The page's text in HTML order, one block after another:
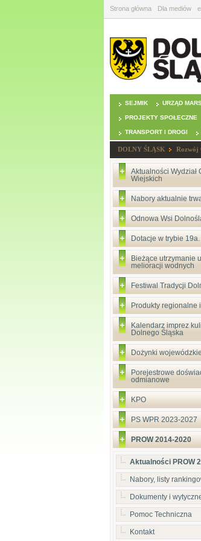
Strona główna Dla mediów
SEJMIK URZĄD
PROJEKTY SPOŁECZNE
TRANSPORT I DROGI
DOLNY ŚLĄSK Rozwój
Aktualności Wydział
Wiejskich
Nabory aktualnie
Odnowa Wsi
Dotacje w trybie 19a.
Bieżące utrzymanie
melioracji wodnych
Festiwal Tradycji
Produkty regionalne
Kalendarz imprez
Dolnego Śląska
Dożynki
Porejestrowe
odmianowe
KPO
PS WPR 2023-2027
PROW 2014-2020
Aktualności PROW
Nabory, listy
Dokumenty i
Pomoc Techniczna
Kontakt